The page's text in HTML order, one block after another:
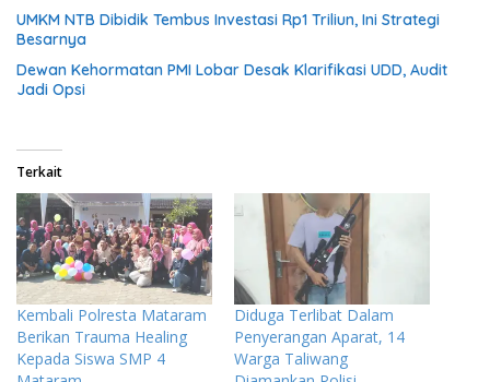
UMKM NTB Dibidik Tembus Investasi Rp1 Triliun, Ini Strategi
Besarnya
Dewan Kehormatan PMI Lobar Desak Klarifikasi UDD, Audit
Jadi Opsi
Terkait
Kembali Polresta Mataram
Berikan Trauma Healing
Kepada Siswa SMP 4
Diduga Terlibat Dalam
Penyerangan Aparat, 14
Warga Taliwang